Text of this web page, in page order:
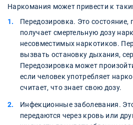
Наркомания может привести к
Передозировка. Это состояние,
получает смертельную дозу
несовместимых наркотиков.
вызвать остановку дыхания,
Передозировка может
если человек употребляет
считает, что знает свою дозу.
Инфекционные заболевания.
передаются через кровь или